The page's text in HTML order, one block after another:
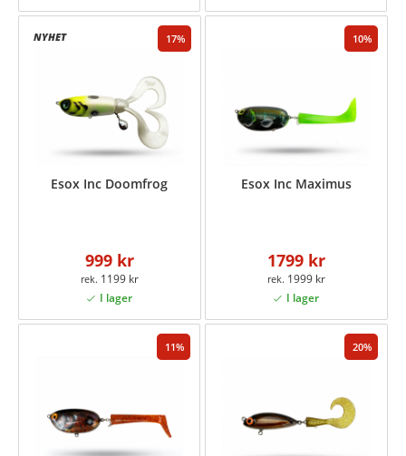
17
Esox Inc Doomfrog
999 kr
1199 kr
10
Esox Inc Maximus
1799 kr
1999 kr
11 20